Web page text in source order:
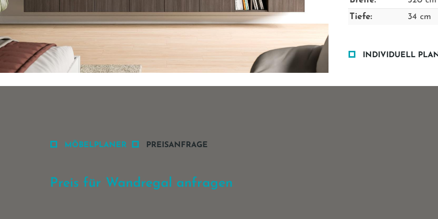
Tiefe:
34 cm
INDIVIDUELL
MÖBELPLANER PREISANFRAGE
Preis für Wandregal anfragen